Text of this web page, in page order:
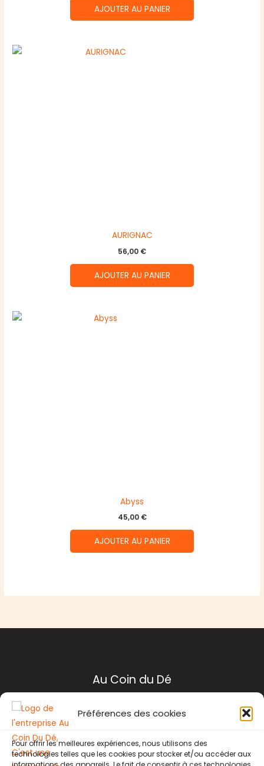
Préférences des cookies
Pour offrir les meilleures expériences, nous utilisons des
technologies telles que les cookies pour stocker et/ou accéder aux
AJOUTER AU PANIER
AURIGNAC
56,00 €
AJOUTER AU PANIER
Abyss
45,00 €
AJOUTER AU PANIER
Au Coin du Dé
Mentions légales
Politique de retour